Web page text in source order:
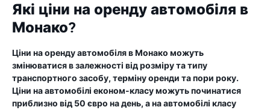
Які ціни на оренду автомобіля в
Монако?
Ціни на оренду автомобіля в Монако можуть
змінюватися в залежності від розміру та типу
транспортного засобу, терміну оренди та пори року.
Ціни на автомобілі економ-класу можуть починатися
приблизно від 50 євро на день, а на автомобілі класу